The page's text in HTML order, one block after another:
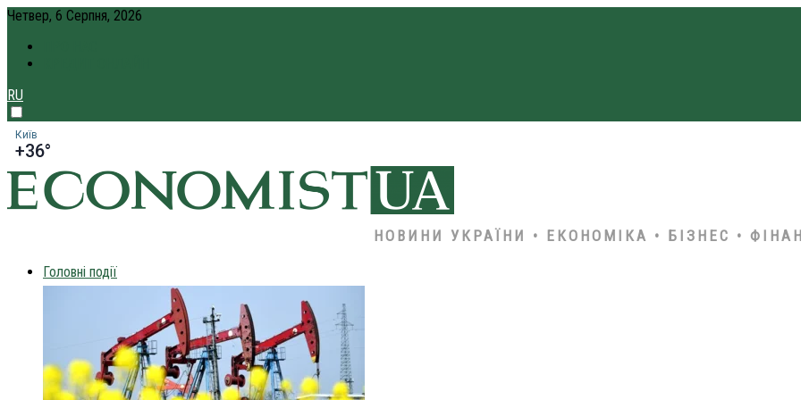
Четвер, 6 Серпня, 2026
RU
Київ
+36°
НОВИНИ УКРАЇНИ • ЕКОНОМІКА • БІЗНЕС •
Головні події